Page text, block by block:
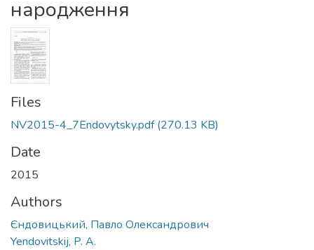
народження
Files
NV2015-4_7Endovytsky.pdf(270.13 KB)
Date
2015
Authors
Єндовицький, Павло Олександрович
Yendovitskij, P. A.